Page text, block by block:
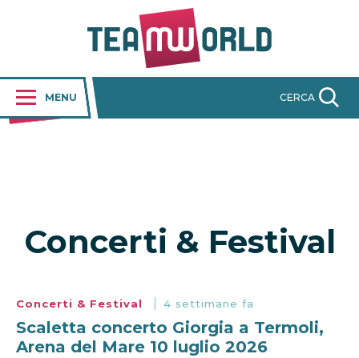
MENU CERCA
Concerti & Festival
Concerti & Festival 4 settimane fa
Scaletta concerto Giorgia a Termoli,
Arena del Mare 10 luglio 2026